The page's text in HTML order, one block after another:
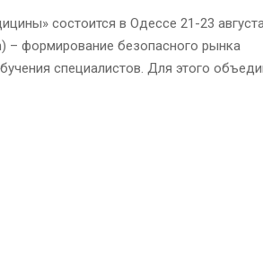
состоится в Одессе 21-23
– формирование безопасного рынка
специалистов. Для этого